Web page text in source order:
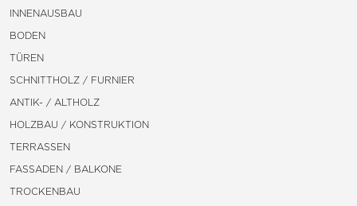
INNENAUSBAU
BODEN
TÜREN
SCHNITTHOLZ / FURNIER
ANTIK- / ALTHOLZ
HOLZBAU / KONSTRUKTION
TERRASSEN
FASSADEN / BALKONE
TROCKENBAU